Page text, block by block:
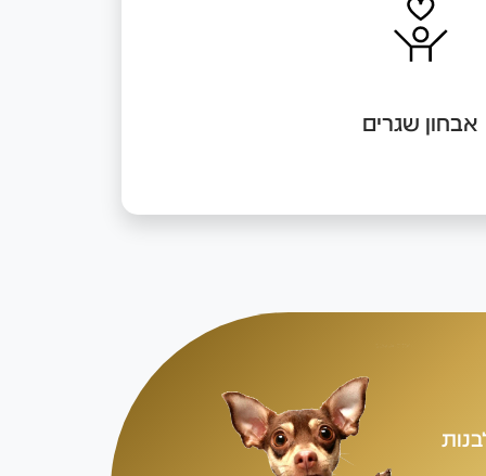
אבחון שגרים
גור ספציפי הביתה ושמעתם על המלטה קרובה
פרטיים, אנחנו נעזור לכם לבחור את הגור
ולבית שלכם. לכל כלב אישיות משלו ולכן